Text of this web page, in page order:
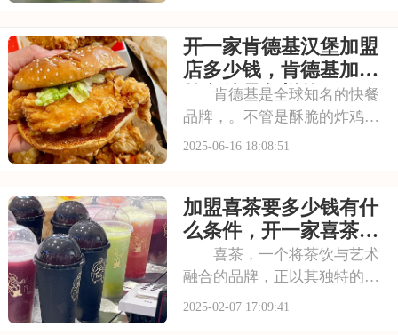
个不错的选择。品牌实力雄
厚，加盟政策优惠，助你轻松
开启创业之路。本文将
开一家肯德基汉堡加盟
店多少钱，肯德基加盟
的条件是怎样的
肯德基是全球知名的快餐
品牌，。不管是酥脆的炸鸡、
美味的汉堡，还是丰富的配
的运营方法，很多人都想加盟
开店。那加盟肯德基要花多少
钱？需要满足啥条件？
2025-06-16 18:08:51
加盟喜茶要多少钱有什
么条件，开一家喜茶店
需要多少万元
喜茶，一个将茶饮与艺术
融合的品牌，正以其独特的魅
力引领着茶饮行业的潮流。如
2025-02-07 17:09:41